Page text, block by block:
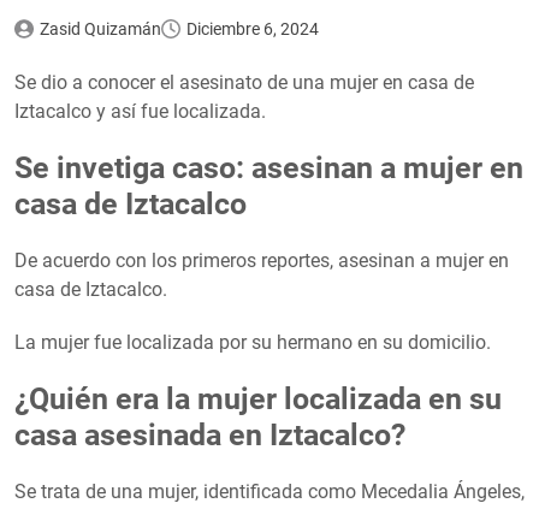
Zasid Quizamán Diciembre 6, 2024
Se dio a conocer el asesinato de una mujer en casa de
Iztacalco y así fue localizada.
Se invetiga caso: asesinan a mujer en
casa de Iztacalco
De acuerdo con los primeros reportes, asesinan a mujer en
casa de Iztacalco.
La mujer fue localizada por su hermano en su domicilio.
¿Quién era la mujer localizada en su
casa asesinada en Iztacalco?
Se trata de una mujer, identificada como Mecedalia Ángeles,